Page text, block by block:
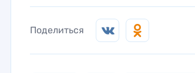
Поделиться